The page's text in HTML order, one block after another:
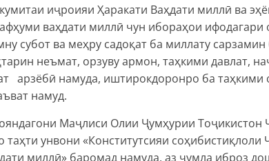
иҷроияи Ҳаракати Ваҳдати миллӣ ва
ваҳдати миллӣ чун ибораҳои
субот ва меҳру садоқат ба миллату
неъмат, орзуву армон, таҳкими давлат,
арзёбӣ намуда, иштирокдоронро ба таҳкими
намуд.
Маҷлиси Олии Ҷумҳурии Тоҷикистон
таҳти унвони «Конститутсияи соҳибистиқлоли
миллӣ» баромад намуда, аз ҷумла иброз